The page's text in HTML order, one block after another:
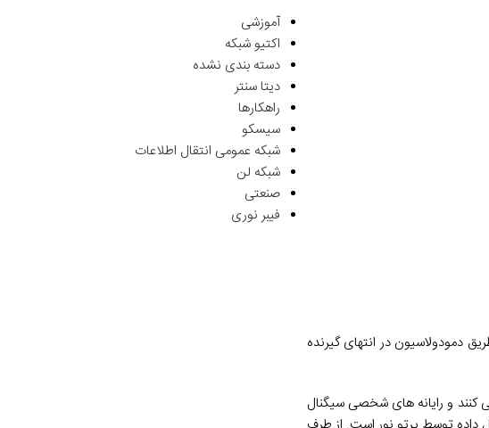
دمودولاسیون در انتهای گیرنده
کنند و رایانه های شخصی سیگنال
آموزشی
اکتیو شبکه
دسته بندی نشده
دیتا سنتر
راهکارها
سیسکو
شبکه عمومی انتقال اطلاعات
شبکه لن
صنعتی
فیبر نوری